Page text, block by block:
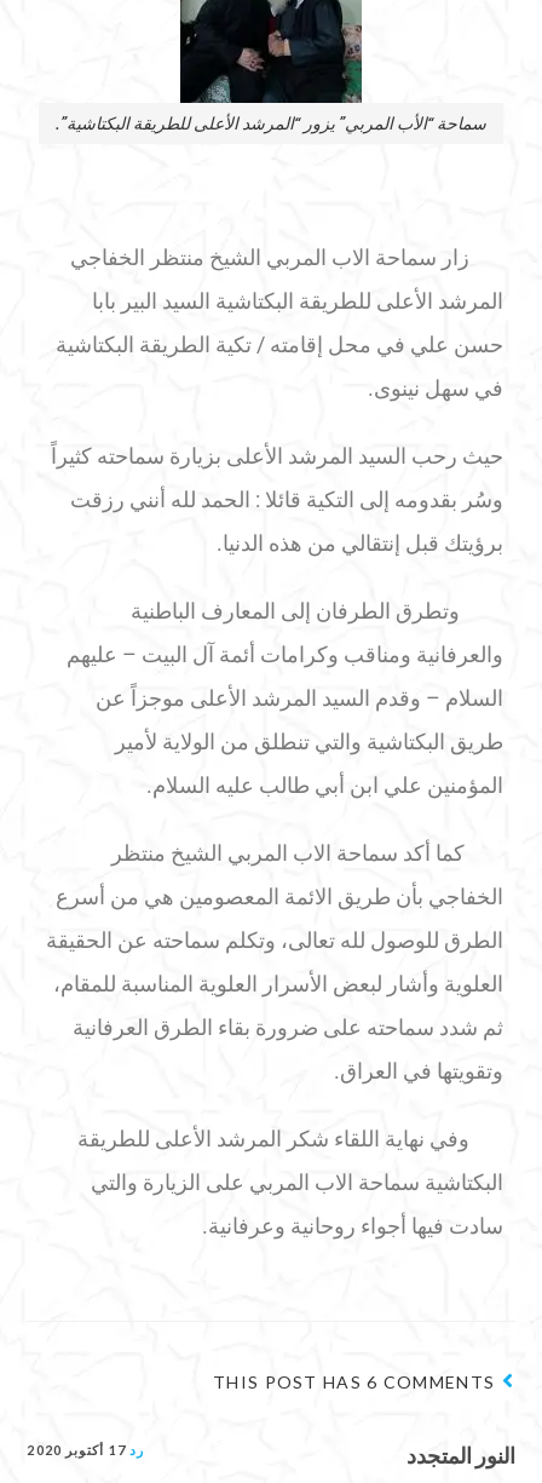
سماحة “الأب المربي” يزور “المرشد الأعلى للطريقة البكتاشية”.
زار سماحة الاب المربي الشيخ منتظر الخفاجي
المرشد الأعلى للطريقة البكتاشية السيد البير بابا
حسن علي في محل إقامته / تكية الطريقة البكتاشية
في سهل نينوى.
حيث رحب السيد المرشد الأعلى بزيارة سماحته كثيراً
وسُر بقدومه إلى التكية قائلا : الحمد لله أنني رزقت
برؤيتك قبل إنتقالي من هذه الدنيا.
وتطرق الطرفان إلى المعارف الباطنية
والعرفانية ومناقب وكرامات أئمة آل البيت – عليهم
السلام – وقدم السيد المرشد الأعلى موجزاً عن
طريق البكتاشية والتي تنطلق من الولاية لأمير
المؤمنين علي ابن أبي طالب عليه السلام.
كما أكد سماحة الاب المربي الشيخ منتظر
الخفاجي بأن طريق الائمة المعصومين هي من أسرع
الطرق للوصول لله تعالى، وتكلم سماحته عن الحقيقة
العلوية وأشار لبعض الأسرار العلوية المناسبة للمقام،
ثم شدد سماحته على ضرورة بقاء الطرق العرفانية
وتقويتها في العراق.
وفي نهاية اللقاء شكر المرشد الأعلى للطريقة
البكتاشية سماحة الاب المربي على الزيارة والتي
سادت فيها أجواء روحانية وعرفانية.
THIS POST HAS 6 COMMENTS
النور المتجدد رد 17 أكتوبر 2020